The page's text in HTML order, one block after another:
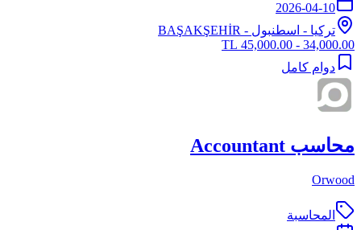
2026-04-10
تركيا - اسطنبول - BAŞAKŞEHİR
34,000.00 - 45,000.00 TL
دوام كامل
محاسب Accountant
Orwood
المحاسبة